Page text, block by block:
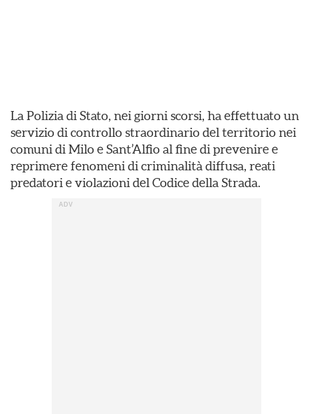
La Polizia di Stato, nei giorni scorsi, ha effettuato un
servizio di controllo straordinario del territorio nei
comuni di Milo e Sant’Alfio al fine di prevenire e
reprimere fenomeni di criminalità diffusa, reati
predatori e violazioni del Codice della Strada.